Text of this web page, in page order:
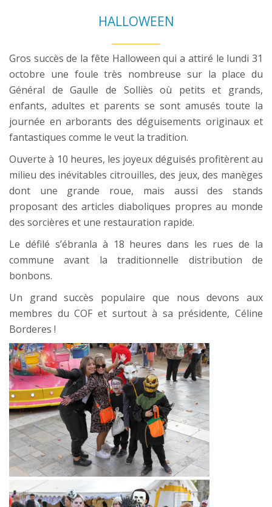
HALLOWEEN
Gros succès de la fête Halloween qui a attiré le lundi 31
octobre une foule très nombreuse sur la place du
Général de Gaulle de Solliès où petits et grands,
enfants, adultes et parents se sont amusés toute la
journée en arborants des déguisements originaux et
fantastiques comme le veut la tradition.
Ouverte à 10 heures, les joyeux déguisés profitèrent au
milieu des inévitables citrouilles, des jeux, des manèges
dont une grande roue, mais aussi des stands
proposant des articles diaboliques propres au monde
des sorcières et une restauration rapide.
Le défilé s’ébranla à 18 heures dans les rues de la
commune avant la traditionnelle distribution de
bonbons.
Un grand succès populaire que nous devons aux
membres du COF et surtout à sa présidente, Céline
Borderes !